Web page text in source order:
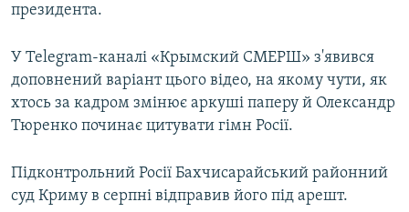
президента.
У Telegram-каналі «Крымский СМЕРШ» з'явився
доповнений варіант цього відео, на якому чути, як
хтось за кадром змінює аркуші паперу й Олександр
Тюренко починає цитувати гімн Росії.
Підконтрольний Росії Бахчисарайський районний
суд Криму в серпні відправив його під арешт.